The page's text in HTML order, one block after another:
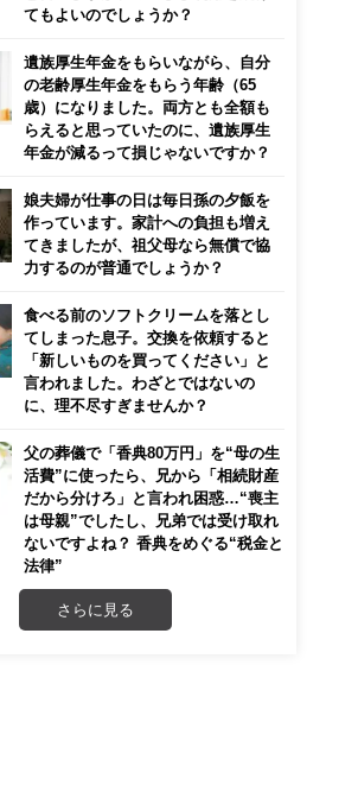
てもよいのでしょうか？
遺族厚生年金をもらいながら、自分
の老齢厚生年金をもらう年齢（65
歳）になりました。両方とも全額も
らえると思っていたのに、遺族厚生
年金が減るって損じゃないですか？
娘夫婦が仕事の日は毎日孫の夕飯を
作っています。家計への負担も増え
てきましたが、祖父母なら無償で協
力するのが普通でしょうか？
食べる前のソフトクリームを落とし
てしまった息子。交換を依頼すると
「新しいものを買ってください」と
言われました。わざとではないの
に、理不尽すぎませんか？
父の葬儀で「香典80万円」を“母の生
活費”に使ったら、兄から「相続財産
だから分けろ」と言われ困惑…“喪主
は母親”でしたし、兄弟では受け取れ
ないですよね？ 香典をめぐる“税金と
法律”
さらに見る